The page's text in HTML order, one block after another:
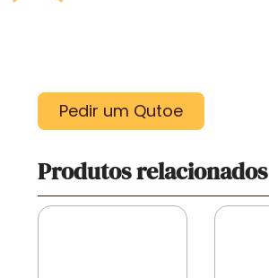
Pedir um Qutoe
Produtos relacionados